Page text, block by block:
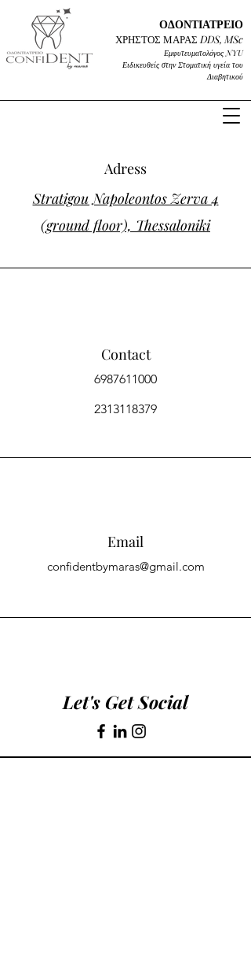
ΟΔΟΝΤΙΑΤΡΕΙΟ
ΧΡΗΣΤΟΣ ΜΑΡΑΣ DDS, MSc
ΕμφυτευματολόγοςNYU
Ειδικευθείς στην Στοματική υγεία του
Διαβητικού
Adress
Stratigou Napoleontos Zerva 4
(ground floor), Thessaloniki
Contact
6987611000
2313118379
Email
confidentbymaras@gmail.com
Let's Get Social